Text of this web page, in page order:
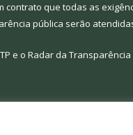
contrato que todas as
pública serão
e o Radar da Transparência